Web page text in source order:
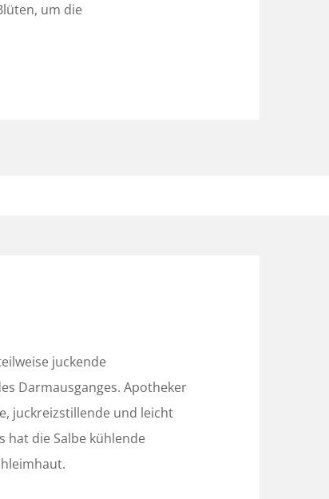
um die
juckende
Darmausganges. Apotheker
juckreizstillende und leicht
hat die Salbe kühlende